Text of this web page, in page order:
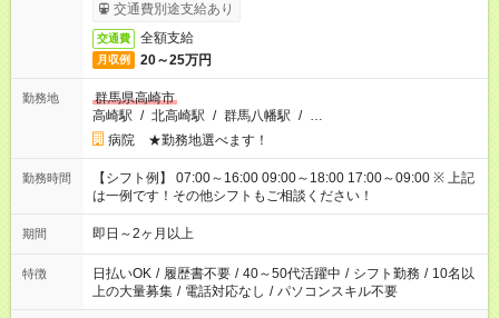
交通費別途支給あり
交通費 全額支給
月収例 20～25万円
勤務地
群馬県高崎市
高崎駅 / 北高崎駅 / 群馬八幡駅 / …
病院 ★勤務地選べます！
勤務時間
【シフト例】 07:00～16:00 09:00～18:00 17:00～09:00 ※ 上記
は一例です！その他シフトもご相談ください！
期間 即日～2ヶ月以上
特徴 日払いOK / 履歴書不要 / 40～50代活躍中 / シフト勤務 / 10名以
上の大量募集 / 電話対応なし / パソコンスキル不要